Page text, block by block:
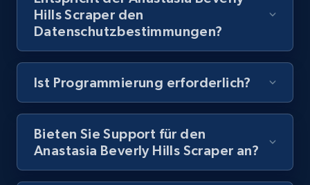
8.1K+ 716+ Gratis testen
Amazon Reviews
rating object, Product rating max, Rating,
Author name, Asin, and more.
Hills Scraper den
Datenschutzbestimmungen?
Ist Programmierung erforderlich?
Bieten Sie Support für den
Anastasia Beverly Hills Scraper an?